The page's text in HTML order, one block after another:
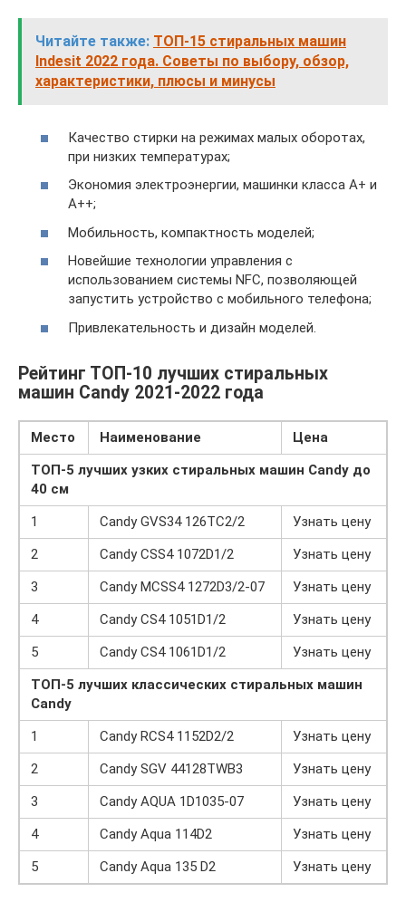
Читайте также: ТОП-15 стиральных машин
Indesit 2022 года. Советы по выбору, обзор,
характеристики, плюсы и минусы
Качество стирки на режимах малых оборотах,
при низких температурах;
Экономия электроэнергии, машинки класса А+ и
А++;
Мобильность, компактность моделей;
Новейшие технологии управления с
использованием системы NFC, позволяющей
запустить устройство с мобильного телефона;
Привлекательность и дизайн моделей.
Рейтинг ТОП-10 лучших стиральных
машин Candy 2021-2022 года
Место Наименование
Цена
ТОП-5 лучших узких стиральных машин Candy до
40 см
1
Candy GVS34 126TC2/2
Узнать цену
2
Candy CSS4 1072D1/2
Узнать цену
3
Candy MCSS4 1272D3/2-07
Узнать цену
4
Candy CS4 1051D1/2
Узнать цену
5
Candy CS4 1061D1/2
Узнать цену
ТОП-5 лучших классических стиральных машин
Candy
1
Candy RCS4 1152D2/2
Узнать цену
2
Candy SGV 44128TWB3
Узнать цену
3
Candy AQUA 1D1035-07
Узнать цену
4
Candy Aqua 114D2
Узнать цену
5
Candy Aqua 135 D2 Узнать цену